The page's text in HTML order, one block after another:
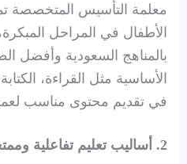
معلمة التأسيس المتخصصة
الأطفال في المراحل
بالمناهج السعودية وأفضل
الأساسية مثل القراءة،
في تقديم محتوى مناسب
2. أساليب تعليم تفاعلية وممتعة